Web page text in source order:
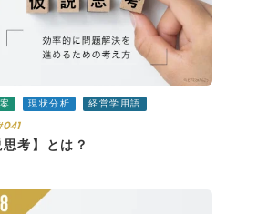
現状分析 経営学用語
思考】とは？